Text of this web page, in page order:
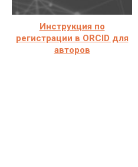
Инструкция по
регистрации в ORCID для
авторов